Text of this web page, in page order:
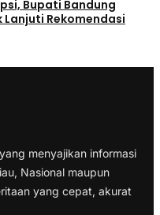
Bupati Bandung
Lanjuti Rekomendasi
menyajikan informasi
Nasional maupun
yang cepat, akurat